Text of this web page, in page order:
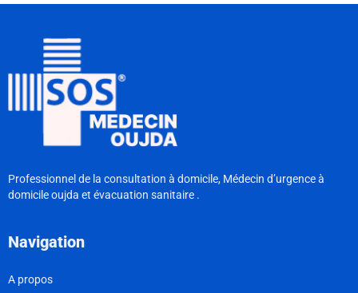
Professionnel de la consultation à domicile, Médecin d’urgence à
domicile oujda et évacuation sanitaire .
Navigation
A propos